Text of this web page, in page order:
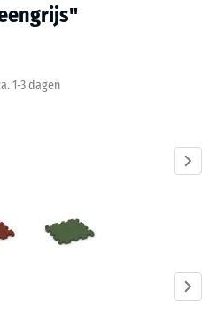
1-3 dagen
Baksteenrood